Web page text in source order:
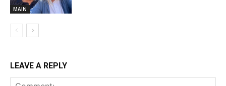
MAIN
LEAVE A REPLY